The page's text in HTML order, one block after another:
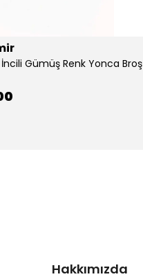
İncili Gümüş Renk Yonca Broş
Hakkımızda